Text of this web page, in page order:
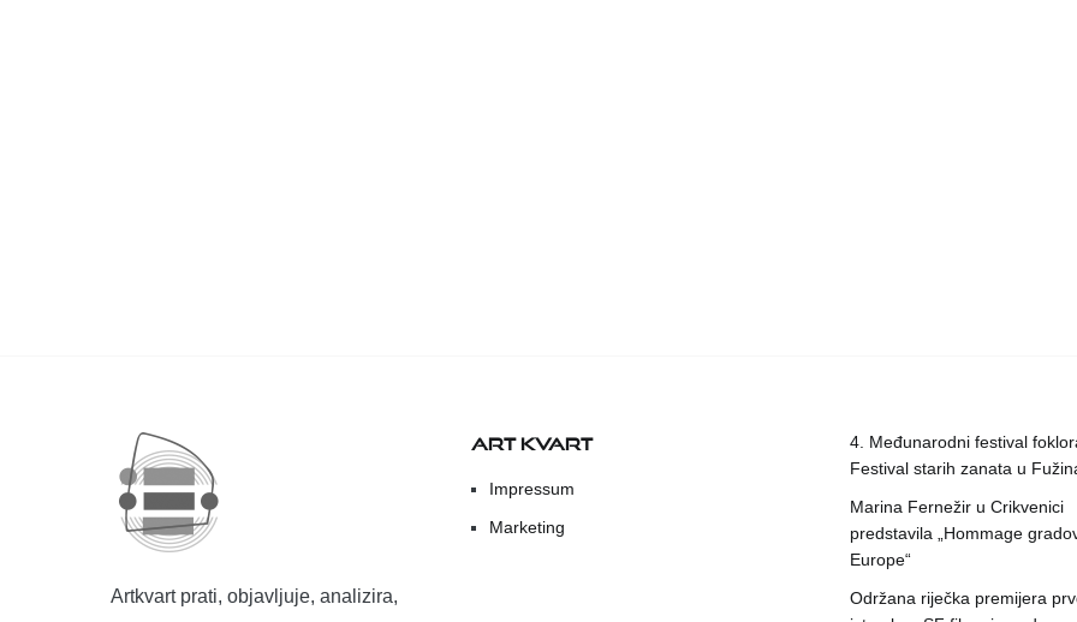
Artkvart prati, objavljuje, analizira,
ART KVART
Impressum
Marketing
4. Međunarodni festival
Festival starih zanata u
Marina Fernežir u Crikvenici
predstavila „Hommage
Europe“
Održana riječka premijera